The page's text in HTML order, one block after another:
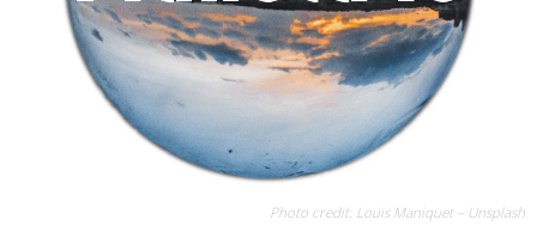
Photo credit: Louis Maniquet – Unsplash